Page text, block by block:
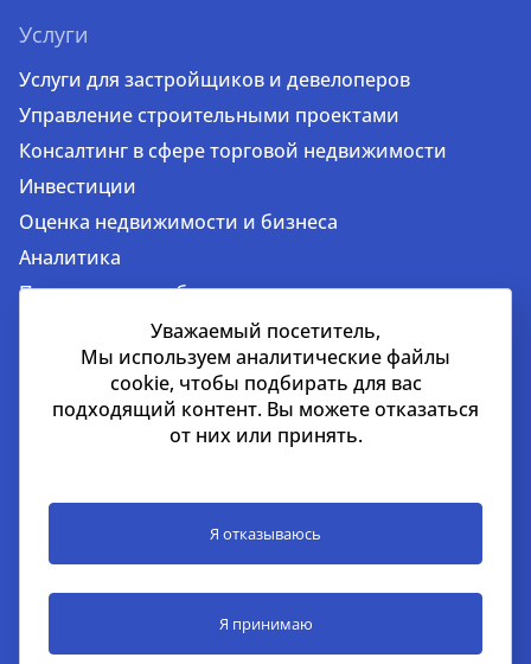
Услуги
Услуги для застройщиков и девелоперов
Управление строительными проектами
Консалтинг в сфере торговой недвижимости
Инвестиции
Оценка недвижимости и бизнеса
Аналитика
Продажа и приобретение недвижимости
Аренда недвижимости
Дубай
lead@nikoliers-global.com
Уважаемый посетитель,
Мы используем аналитические файлы
cookie, чтобы подбирать для вас
подходящий контент. Вы можете отказаться
от них или принять.
Я отказываюсь
Я принимаю